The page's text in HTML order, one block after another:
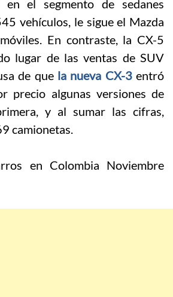
el segmento de sedanes
vehículos, le sigue el Mazda
En contraste, la CX-5
lugar de las ventas de SUV
de que la nueva CX-3entró
precio algunas versiones de
y al sumar las cifras,
camionetas.